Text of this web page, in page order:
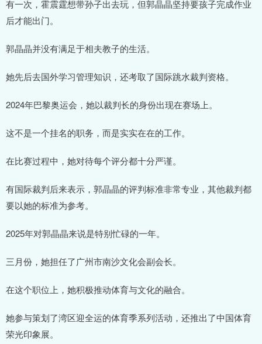
有一次，霍震霆想带孙子出去玩，但郭晶晶坚持要孩子完成作业
后才能出门。
郭晶晶并没有满足于相夫教子的生活。
她先后去国外学习管理知识，还考取了国际跳水裁判资格。
2024年巴黎奥运会，她以裁判长的身份出现在赛场上。
这不是一个挂名的职务，而是实实在在的工作。
在比赛过程中，她对待每个评分都十分严谨。
有国际裁判后来表示，郭晶晶的评判标准非常专业，其他裁判都
要以她的标准为参考。
2025年对郭晶晶来说是特别忙碌的一年。
三月份，她担任了广州市南沙文化会副会长。
在这个职位上，她积极推动体育与文化的融合。
她参与策划了湾区迎全运的体育季系列活动，还推出了中国体育
荣光印象展。